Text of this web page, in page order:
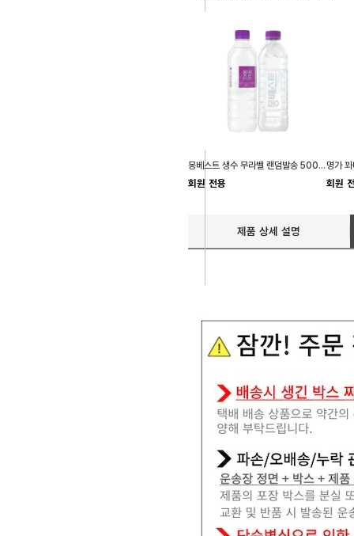
몽베스트 생수 무라벨 랜덤발송 500ml 40개
회원 전용
명가
회원
제품 상세 설명